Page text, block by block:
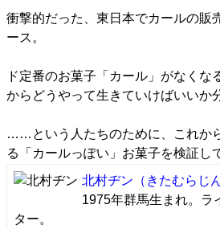
衝撃的だった、東日本でカールの販
ース。
ド定番のお菓子「カール」がなくな
からどうやって生きていけばいいか
……という人たちのために、これか
る「カールっぽい」お菓子を検証し
北村ヂン （きたむらじ
1975年群馬生まれ。ラ
ター。